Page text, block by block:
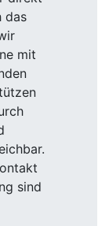
das
mit
sind